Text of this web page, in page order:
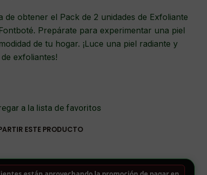
obtener el Pack de 2 unidades de Exfoliante
Prepárate para experimentar una piel
de tu hogar. ¡Luce una piel radiante y
exfoliantes!
a la lista de favoritos
ESTE PRODUCTO